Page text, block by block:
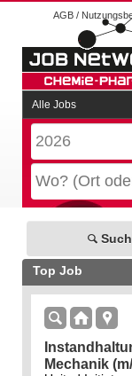
AGB /
Alle Jobs
Top Job
Mechanik